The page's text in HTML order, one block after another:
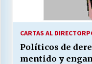
CARTAS AL DIRECTOR
Políticos de
mentido y